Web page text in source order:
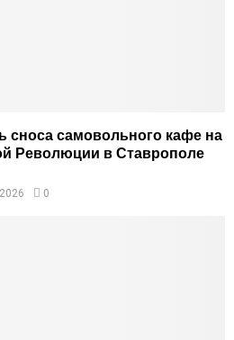
сноса самовольного кафе на
Революции в Ставрополе
0